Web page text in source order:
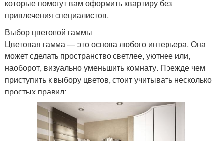
которые помогут вам оформить квартиру без
привлечения специалистов.
Выбор цветовой гаммы
Цветовая гамма — это основа любого интерьера. Она
может сделать пространство светлее, уютнее или,
наоборот, визуально уменьшить комнату. Прежде чем
приступить к выбору цветов, стоит учитывать несколько
простых правил: